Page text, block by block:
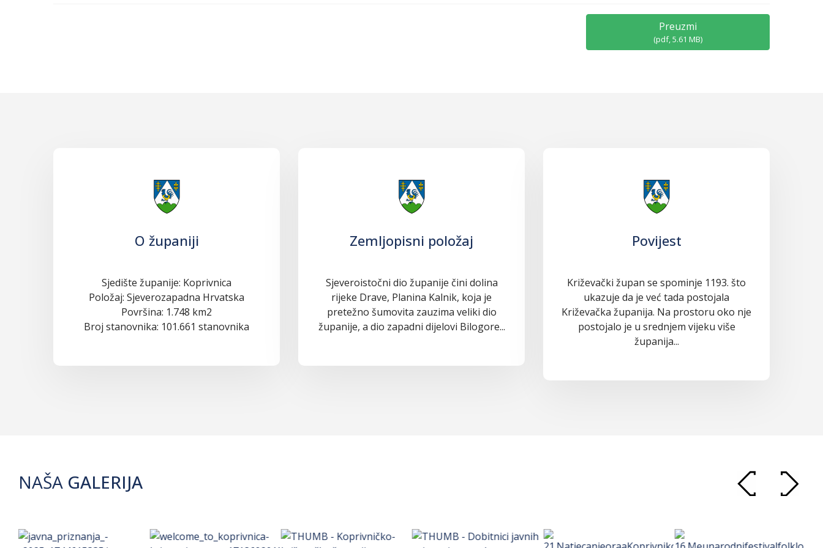
Preuzmi
(pdf,5.61 MB)
O županiji
Sjedište županije: Koprivnica
Položaj: Sjeverozapadna Hrvatska
Površina: 1.748 km2
Broj stanovnika: 101.661 stanovnika
Zemljopisni položaj
Sjeveroistočni dio županije čini dolina
rijeke Drave, Planina Kalnik, koja je
pretežno šumovita zauzima veliki dio
županije, a dio zapadni dijelovi Bilogore...
Povijest
Križevački župan se spominje 1193. što
ukazuje da je već tada postojala
Križevačka županija. Na prostoru oko nje
postojalo je u srednjem vijeku više
županija...
NAŠA GALERIJA